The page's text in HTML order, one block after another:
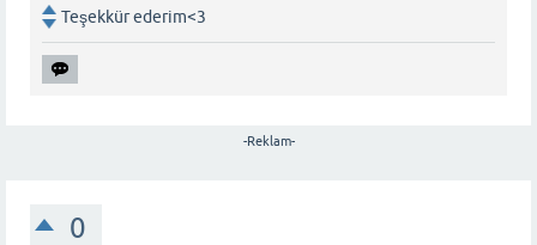
Teşekkür ederim<3
-Reklam-
0